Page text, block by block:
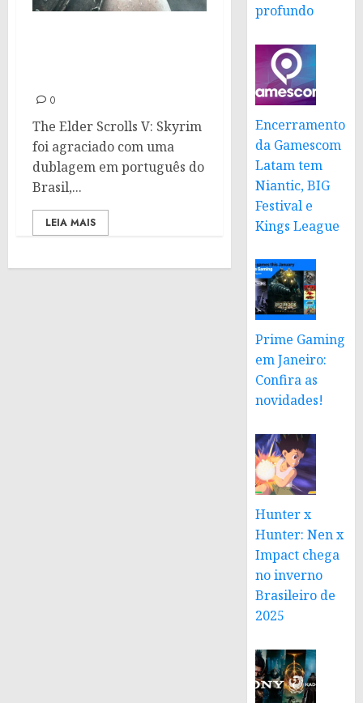
0
The Elder Scrolls V: Skyrim
foi agraciado com uma
dublagem em português do
Brasil,...
LEIA MAIS
profundo
Encerramento
da Gamescom
Latam tem
Niantic, BIG
Festival e
Kings League
Prime Gaming
em Janeiro:
Confira as
novidades!
Hunter x
Hunter: Nen x
Impact chega
no inverno
Brasileiro de
2025